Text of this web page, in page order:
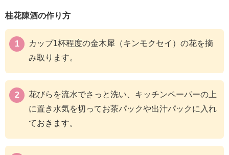
桂花陳酒の作り方
カップ1杯程度の金木犀（キンモクセイ）の花を摘
み取ります。
花びらを流水でさっと洗い、キッチンペーパーの上
に置き水気を切ってお茶パックや出汁パックに入れ
ておきます。